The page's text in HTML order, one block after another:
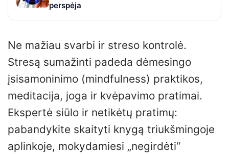
perspėja
Ne mažiau svarbi ir streso kontrolė.
Stresą sumažinti padeda dėmesingo
įsisamoninimo (mindfulness) praktikos,
meditacija, joga ir kvėpavimo pratimai.
Ekspertė siūlo ir netikėtų pratimų:
pabandykite skaityti knygą triukšmingoje
aplinkoje, mokydamiesi „negirdėti“